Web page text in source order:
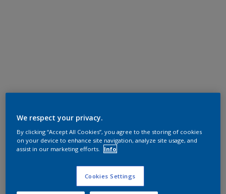
We respect your privacy.
By clicking “Accept All Cookies”, you agree to the storing of cookies
on your device to enhance site navigation, analyze site usage, and
assist in our marketing efforts.
Info
Cookies Settings